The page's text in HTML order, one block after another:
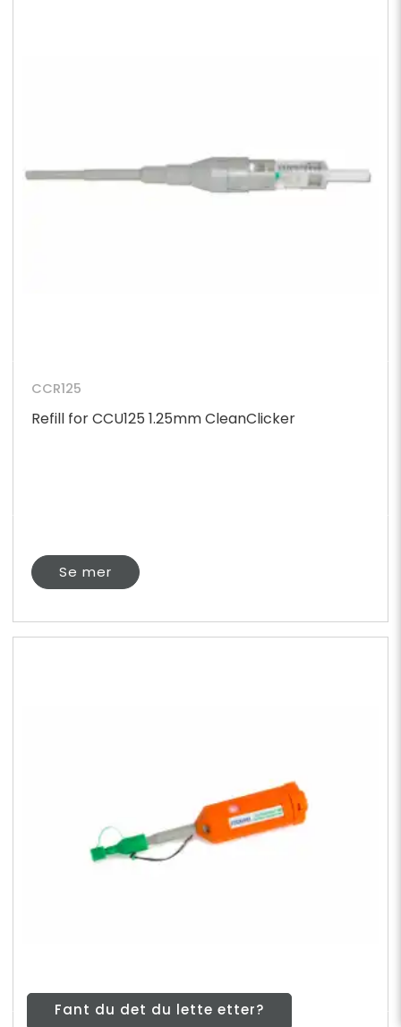
CCR125
Refill for CCU125 1.25mm CleanClicker
Se mer
Fant du det du lette etter?